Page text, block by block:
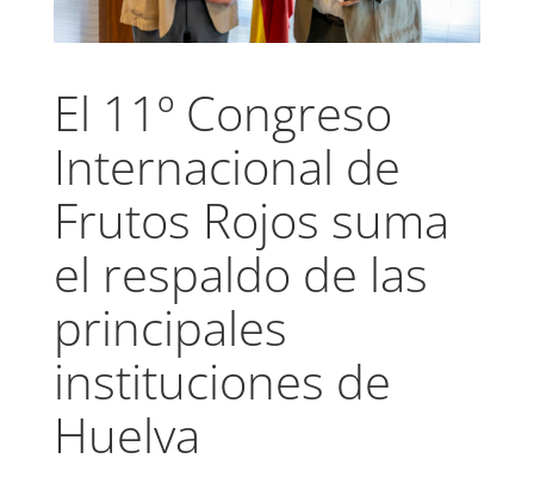
El 11º Congreso
Internacional de
Frutos Rojos suma
el respaldo de las
principales
instituciones de
Huelva